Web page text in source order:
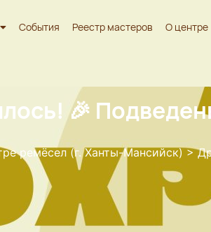
События Реестр мастеров О центре
🎉
ремёсел (г. Ханты-Мансийск)>